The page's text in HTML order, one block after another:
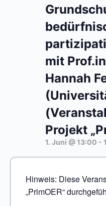
mit
Hannah
Projekt
1. Juni @ 13:00 -
Hinweis: Diese
„PrimOER“